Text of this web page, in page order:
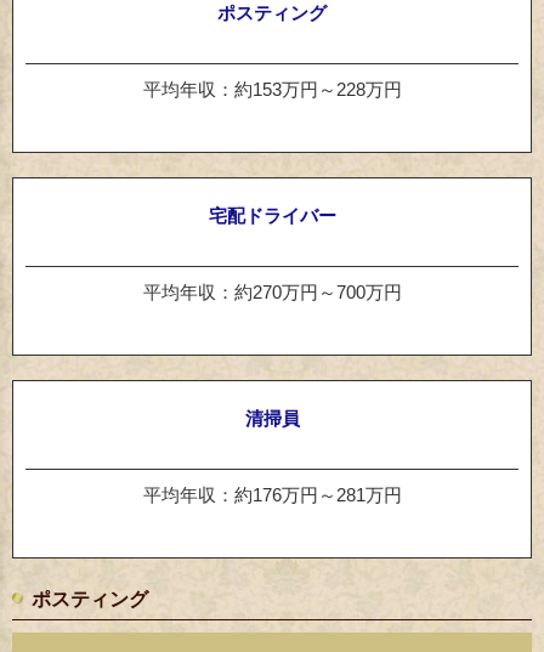
ポスティング
平均年収：約153万円～228万円
宅配ドライバー
平均年収：約270万円～700万円
清掃員
平均年収：約176万円～281万円
ポスティング